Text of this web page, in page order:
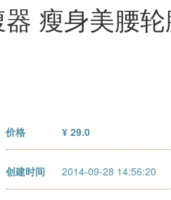
瘦身美腰
价格 ¥ 29.0
创建时间 2014-09-28 14:56:20